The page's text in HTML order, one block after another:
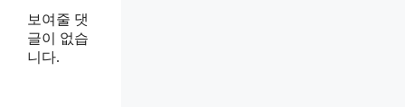
보여줄 댓
글이 없습
니다.